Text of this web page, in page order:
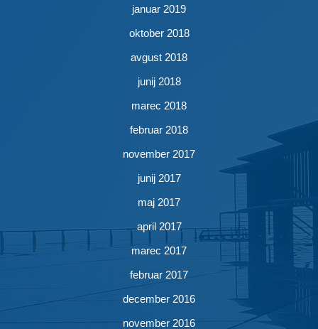
januar 2019
oktober 2018
avgust 2018
junij 2018
marec 2018
februar 2018
november 2017
junij 2017
maj 2017
april 2017
marec 2017
februar 2017
december 2016
november 2016